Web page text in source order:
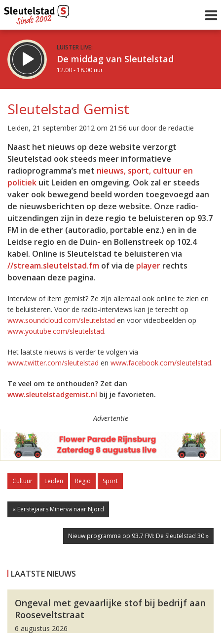
LUISTER LIVE:
De middag van Sleutelstad
12.00 - 18.00 uur
De avond van Sleutelstad
18.00 - 19.00 uur
Vorig uur
Volgend uur
Inklappen
Sleutelstad Gemist
Leiden, 21 september 2012 om 21:56 uur door de redactie
Naast het nieuws op deze website verzorgt
Sleutelstad ook steeds meer informatieve
radioprogramma’s met nieuws, sport, cultuur en
politiek uit Leiden en omgeving. Ook zal er steeds
vaker ook bewegend beeld worden toegevoegd aan
de nieuwsberichten op deze website. Onze radio-
uitzendingen zijn in deze regio te beluisteren op 93.7
FM in de ether (autoradio, portable enz.) en in de
Leidse regio en de Duin- en Bollenstreek op 102.4
kabel. Online is Sleutelstad te beluisteren via
//stream.sleutelstad.fm of via de player rechts
bovenaan deze pagina.
Interview of item gemist? Ze zijn allemaal ook online te zien en
te beluisteren. Voor de radio-interviews kan je terecht op
www.soundcloud.com/sleutelstad en voor videobeelden op
www.youtube.com/sleutelstad.
Het laatste nieuws is verder te volgen via
www.twitter.com/sleutelstad en www.facebook.com/sleutelstad.
Te veel om te onthouden? Zet dan
www.sleutelstadgemist.nl bij je favorieten.
Advertentie
Cultuur Leiden Regio Sport
« Eerstejaars Minerva naar Njord
Nieuw programma op 93.7 FM: De Sleutelstad 30 »
LAATSTE NIEUWS
Ongeval met gevaarlijke stof bij bedrijf aan
Rooseveltstraat
6 augustus 2026